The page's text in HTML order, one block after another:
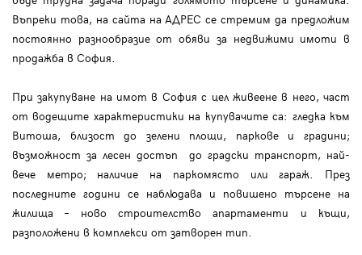
Въпреки това, на сайта на АДРЕС се стремим да предложим
постоянно разнообразие от обяви за недвижими имоти в
продажба в София.
При закупуване на имот в София с цел живеене в него, част
от водещите характеристики на купувачите са: гледка към
Витоша, близост до зелени площи, паркове и градини;
възможност за лесен достъп до градски транспорт, най-
вече метро; наличие на паркомясто или гараж. През
последните години се наблюдава и повишено търсене на
жилища – ново строителство апартаменти и къщи,
разположени в комплекси от затворен тип.